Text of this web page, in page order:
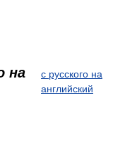
на
с русского на
английский